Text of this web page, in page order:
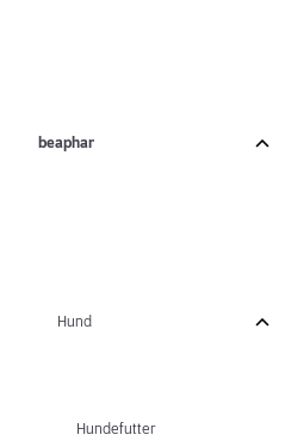
beaphar
Hund
Hundefutter